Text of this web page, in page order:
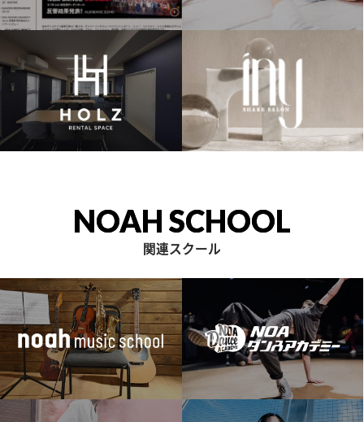
NOAH SCHOOL
関連スクール